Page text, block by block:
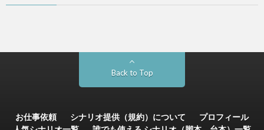
Back to Top
お仕事依頼 シナリオ提供（規約）について
プロフィール